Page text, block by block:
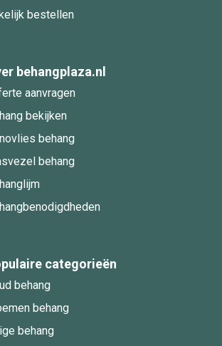
bestellen
behangplaza.nl
aanvragen
bekijken
behang
behang
categorieën
behang
behang
behang